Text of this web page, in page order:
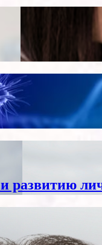
развитию